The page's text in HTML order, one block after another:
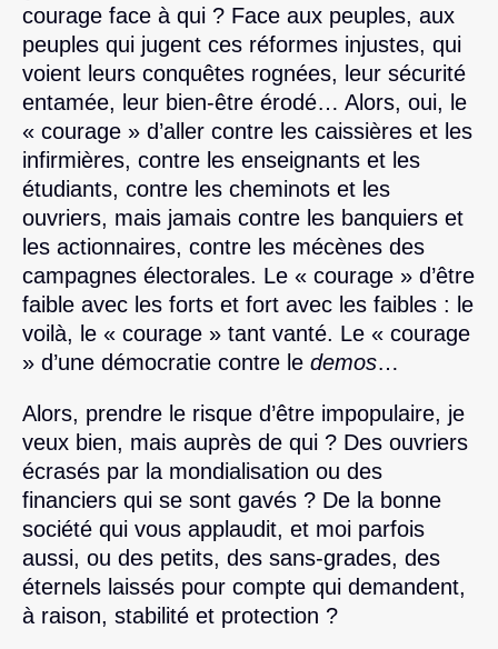
courage face à qui ? Face aux peuples, aux
peuples qui jugent ces réformes injustes, qui
voient leurs conquêtes rognées, leur sécurité
entamée, leur bien-être érodé… Alors, oui, le
« courage » d’aller contre les caissières et les
infirmières, contre les enseignants et les
étudiants, contre les cheminots et les
ouvriers, mais jamais contre les banquiers et
les actionnaires, contre les mécènes des
campagnes électorales. Le « courage » d’être
faible avec les forts et fort avec les faibles : le
voilà, le « courage » tant vanté. Le « courage
» d’une démocratie contre le demos…
Alors, prendre le risque d’être impopulaire, je
veux bien, mais auprès de qui ? Des ouvriers
écrasés par la mondialisation ou des
financiers qui se sont gavés ? De la bonne
société qui vous applaudit, et moi parfois
aussi, ou des petits, des sans-grades, des
éternels laissés pour compte qui demandent,
à raison, stabilité et protection ?